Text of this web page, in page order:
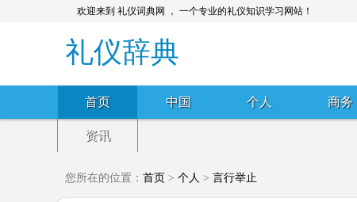
欢迎来到 礼仪词典网 ， 一个专业的礼仪知识学习网站！
礼仪辞典
首页 中国 个人 商务
资讯
您所在的位置： 首页 > 个人 > 言行举止